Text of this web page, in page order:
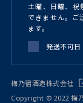
土曜、日曜、祝
できません。ご
ます。
発送不可日
梅乃宿酒造株式会社
Copyright © 2022 梅